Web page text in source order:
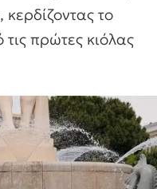
το
πρώτες κιόλας